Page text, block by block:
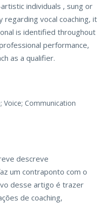
individuals , sung or
regarding vocal coaching, it
is identified throughout
performance,
as a qualifier.
Voice; Communication
descreve
um contraponto com o
desse artigo é trazer
de coaching,